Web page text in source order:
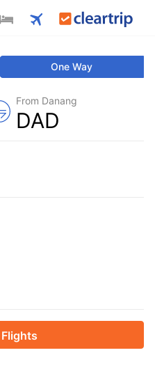
One Way
From Danang
DAD